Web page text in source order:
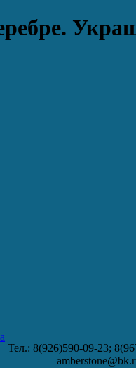
Тел.: 8(926)590-09-23;